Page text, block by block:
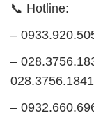
📞 Hotline:
–
–
–